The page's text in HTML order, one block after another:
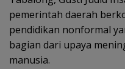
pemerintah daerah
pendidikan nonformal
bagian dari upaya
manusia.